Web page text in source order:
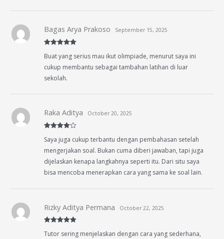
of 5
Bagas Arya Prakoso September 15, 2025
Buat yang serius mau ikut olimpiade, menurut saya ini
cukup membantu sebagai tambahan latihan di luar
sekolah.
out of 5
Raka Aditya October 20, 2025
Saya juga cukup terbantu dengan pembahasan setelah
mengerjakan soal. Bukan cuma diberi jawaban, tapi juga
dijelaskan kenapa langkahnya seperti itu. Dari situ saya
bisa mencoba menerapkan cara yang sama ke soal lain.
of 5
Rizky Aditya Permana October 22, 2025
Tutor sering menjelaskan dengan cara yang sederhana,